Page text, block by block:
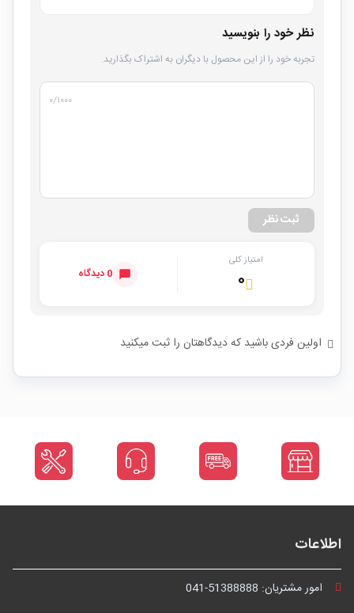
نظر خود را بنویسید
تجربه خود را از این محصول با دیگران به اشتراک بگذارید.
۰/۱۰۰۰
ثبت نظر
امتیاز کلی
۰ 0 دیدگاه
اولین فردی باشید که دیدگاهتان را ثبت میکنید
اطلاعات
امور مشتریان: 041-51388888